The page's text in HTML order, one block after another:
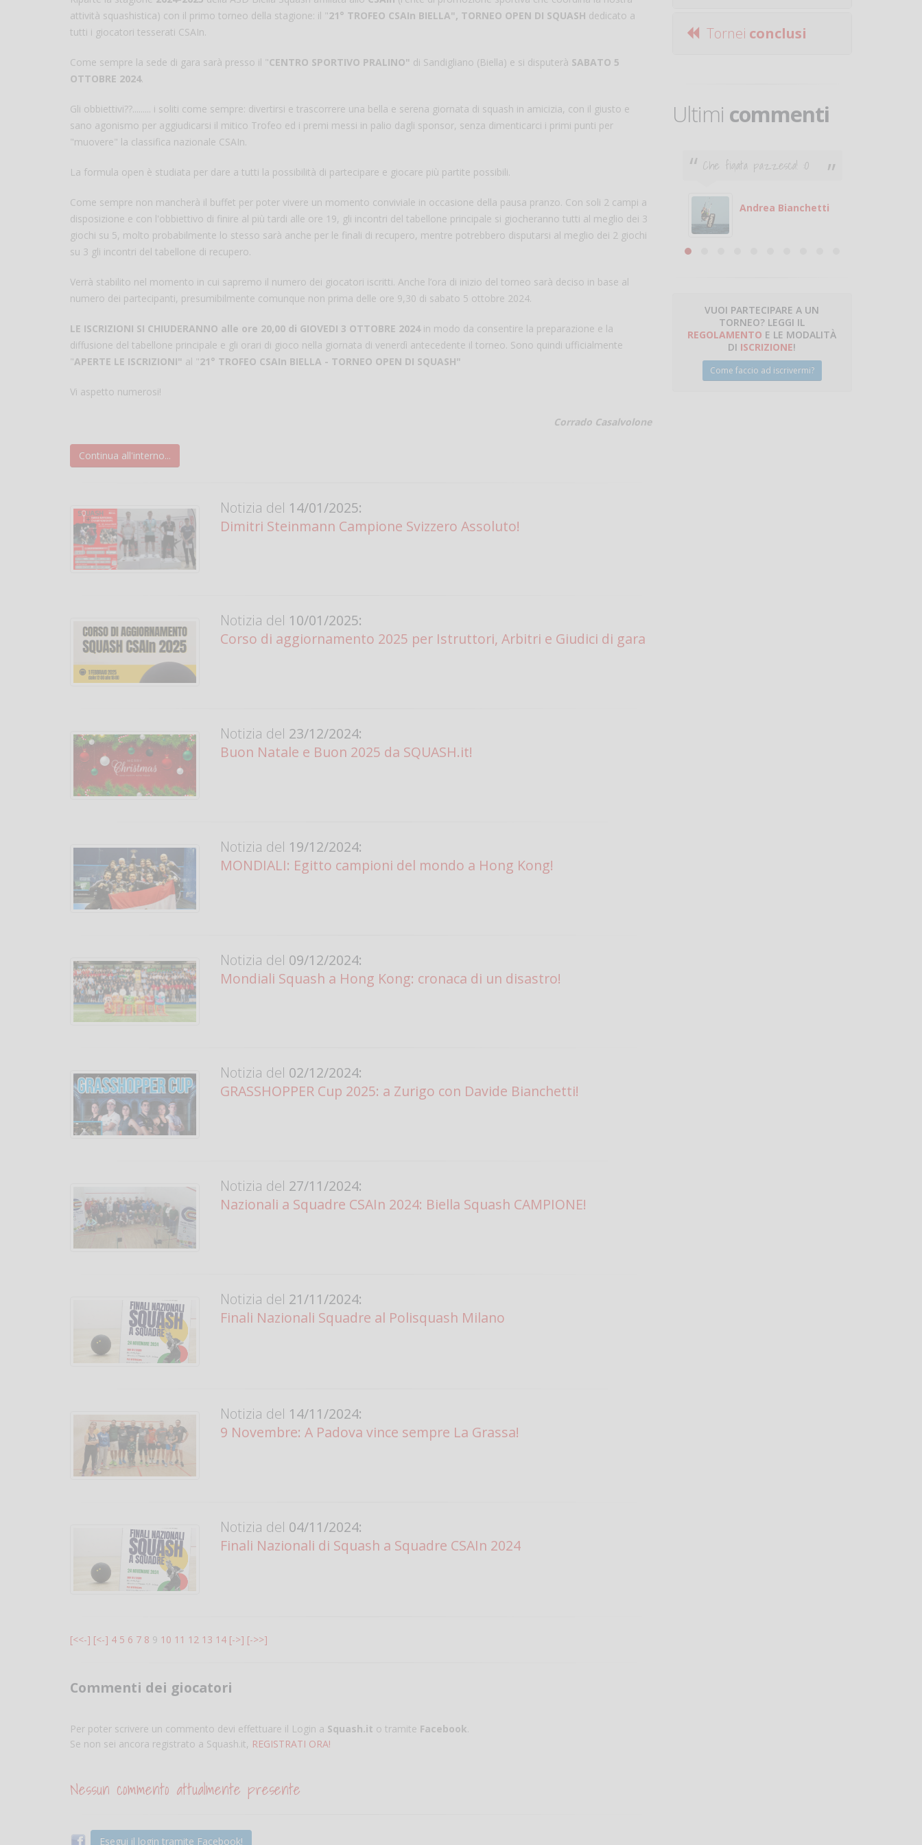
attività squashistica) con il primo torneo della stagione: il "21° TROFEO CSAIn BIELLA", TORNEO OPEN DI SQUASH dedicato a
tutti i giocatori tesserati CSAIn.
Come sempre la sede di gara sarà presso il "CENTRO SPORTIVO PRALINO" di Sandigliano (Biella) e si disputerà SABATO 5
OTTOBRE 2024.
Gli obbiettivi??......... i soliti come sempre: divertirsi e trascorrere una bella e serena giornata di squash in amicizia, con il giusto e
sano agonismo per aggiudicarsi il mitico Trofeo ed i premi messi in palio dagli sponsor, senza dimenticarci i primi punti per
"muovere" la classifica nazionale CSAIn.
La formula open è studiata per dare a tutti la possibilità di partecipare e giocare più partite possibili.
Come sempre non mancherà il buffet per poter vivere un momento conviviale in occasione della pausa pranzo. Con soli 2 campi a
disposizione e con l'obbiettivo di finire al più tardi alle ore 19, gli incontri del tabellone principale si giocheranno tutti al meglio dei 3
giochi su 5, molto probabilmente lo stesso sarà anche per le finali di recupero, mentre potrebbero disputarsi al meglio dei 2 giochi
su 3 gli incontri del tabellone di recupero.
Verrà stabilito nel momento in cui sapremo il numero dei giocatori iscritti. Anche l’ora di inizio del torneo sarà deciso in base al
numero dei partecipanti, presumibilmente comunque non prima delle ore 9,30 di sabato 5 ottobre 2024.
LE ISCRIZIONI SI CHIUDERANNO alle ore 20,00 di GIOVEDI 3 OTTOBRE 2024in modo da consentire la preparazione e la
diffusione del tabellone principale e gli orari di gioco nella giornata di venerdì antecedente il torneo. Sono quindi ufficialmente
"APERTE LE ISCRIZIONI" al "21° TROFEO CSAIn BIELLA - TORNEO OPEN DI SQUASH"
Vi aspetto numerosi!
Corrado Casalvolone
Continua all'interno...
Notizia del 14/01/2025:
Dimitri Steinmann Campione Svizzero Assoluto!
Notizia del 10/01/2025:
Corso di aggiornamento 2025 per Istruttori, Arbitri e Giudici di gara
Notizia del 23/12/2024:
Buon Natale e Buon 2025 da SQUASH.it!
Notizia del 19/12/2024:
MONDIALI: Egitto campioni del mondo a Hong Kong!
Notizia del 09/12/2024:
Mondiali Squash a Hong Kong: cronaca di un disastro!
Notizia del 02/12/2024:
GRASSHOPPER Cup 2025: a Zurigo con Davide Bianchetti!
Notizia del 27/11/2024:
Nazionali a Squadre CSAIn 2024: Biella Squash CAMPIONE!
Notizia del 21/11/2024:
Finali Nazionali Squadre al Polisquash Milano
Notizia del 14/11/2024:
9 Novembre: A Padova vince sempre La Grassa!
Notizia del 04/11/2024:
Finali Nazionali di Squash a Squadre CSAIn 2024
[<<-] [<-] 4 5 6 7 8 9 10 11 12 13 14 [->] [->>]
Commenti dei giocatori
Per poter scrivere un commento devi effettuare il Login a Squash.it o tramite Facebook.
Se non sei ancora registrato a Squash.it, REGISTRATI ORA!
Nessun commento attualmente presente
Esegui il login tramite Facebook!
Tornei conclusi
Ultimi commenti
il campo per giocare con
un mio amico?
Devo chiamare il numero
telefonico o si può fare
Grazie
Vanessa Catalano
Che figata pazzesca! :O
Andrea Bianchetti
VUOI PARTECIPARE A UN
TORNEO? LEGGI IL
REGOLAMENTO E LE MODALITÀ
DI ISCRIZIONE!
Come faccio ad iscrivermi?